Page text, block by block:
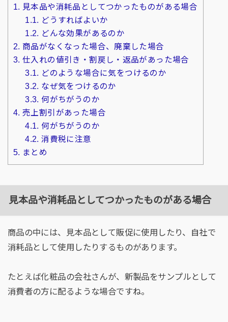
1. 見本品や消耗品としてつかったものがある場合
1.1. どうすればよいか
1.2. どんな効果があるのか
2. 商品がなくなった場合、廃棄した場合
3. 仕入れの値引き・割戻し・返品があった場合
3.1. どのような場合に気をつけるのか
3.2. なぜ気をつけるのか
3.3. 何がちがうのか
4. 売上割引があった場合
4.1. 何がちがうのか
4.2. 消費税に注意
5. まとめ
見本品や消耗品としてつかったものがある場合
商品の中には、見本品として販促に使用したり、自社で
消耗品として使用したりするものがあります。
たとえば化粧品の会社さんが、新製品をサンプルとして
消費者の方に配るような場合ですね。